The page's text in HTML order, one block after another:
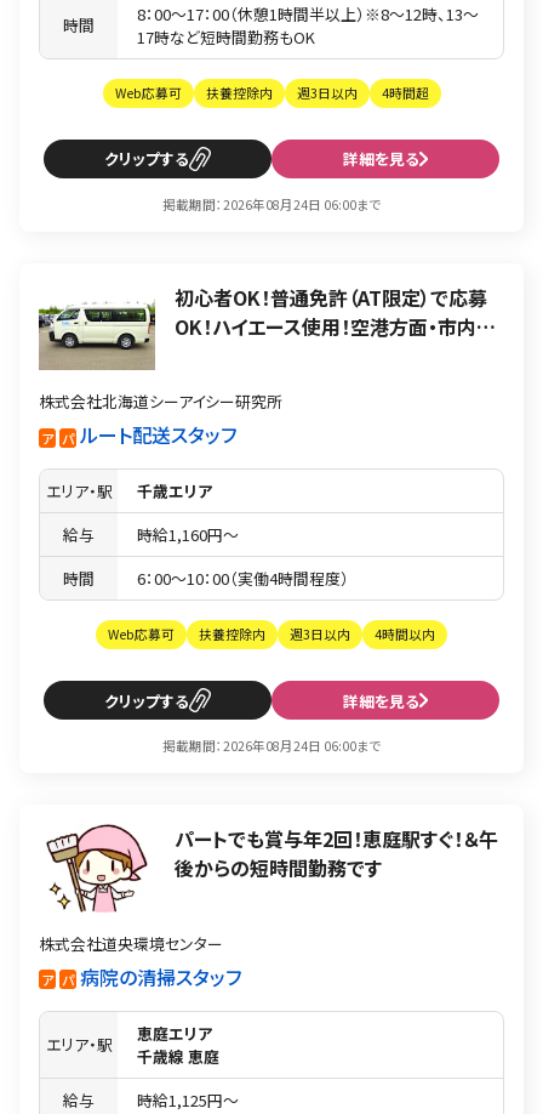
時間
8：00〜17：00（休憩1時間半以上）※8〜12時、13〜
17時など短時間勤務もOK
Web応募可 扶養控除内 週3日以内 4時間超
クリップ 詳細を見る
掲載期間：2026年08月24日 06:00まで
初心者OK！普通免許（AT限定）で応募
OK！ハイエース使用！空港方面・市内…
株式会社北海道シーアイシー研究所
ア パ ルート配送スタッフ
エリア・駅
千歳エリア
給与
時給1,160円〜
時間
6：00〜10：00（実働4時間程度）
Web応募可 扶養控除内 週3日以内 4時間以内
クリップ 詳細を見る
掲載期間：2026年08月24日 06:00まで
パートでも賞与年2回！恵庭駅すぐ！＆午
後からの短時間勤務です
株式会社道央環境センター
ア パ 病院の清掃スタッフ
エリア・駅
恵庭エリア
千歳線 恵庭
給与
時給1,125円〜